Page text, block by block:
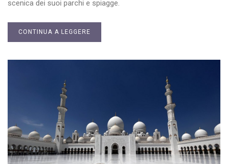
scenica dei suoi parchi e spiagge.
CONTINUA A LEGGERE